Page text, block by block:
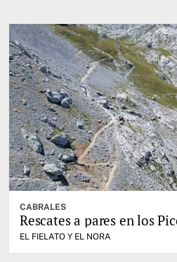
CABRALES
Rescates a pares en los
EL FIELATO Y EL NORA